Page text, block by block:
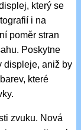
který se
i na
poměr stran
Poskytne
displeje, aniž by
které
zvuku. Nová